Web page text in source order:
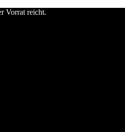
Vorrat reicht.